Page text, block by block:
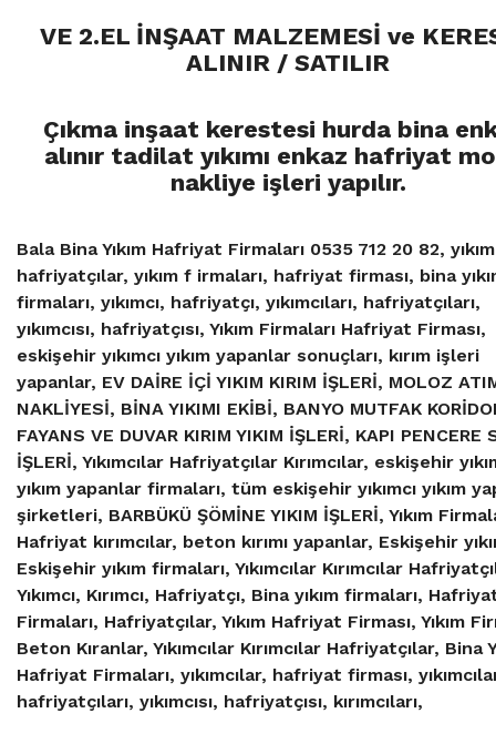
VE 2.EL İNŞAAT MALZEMESİ ve
ALINIR / SATILIR
Çıkma inşaat kerestesi hurda bina
alınır tadilat yıkımı enkaz hafriyat
nakliye işleri yapılır.
Bala Bina Yıkım Hafriyat Firmaları 0535 712 20 82,
hafriyatçılar, yıkım f irmaları, hafriyat firması, bina
firmaları, yıkımcı, hafriyatçı, yıkımcıları, hafriyatçıları,
yıkımcısı, hafriyatçısı, Yıkım Firmaları Hafriyat Firması,
eskişehir yıkımcı yıkım yapanlar sonuçları, kırım işleri
yapanlar, EV DAİRE İÇİ YIKIM KIRIM İŞLERİ, MOLOZ
NAKLİYESİ, BİNA YIKIMI EKİBİ, BANYO MUTFAK
FAYANS VE DUVAR KIRIM YIKIM İŞLERİ, KAPI PENCERE
İŞLERİ, Yıkımcılar Hafriyatçılar Kırımcılar, eskişehir
yıkım yapanlar firmaları, tüm eskişehir yıkımcı yıkım
şirketleri, BARBÜKÜ ŞÖMİNE YIKIM İŞLERİ, Yıkım
Hafriyat kırımcılar, beton kırımı yapanlar, Eskişehir
Eskişehir yıkım firmaları, Yıkımcılar Kırımcılar
Yıkımcı, Kırımcı, Hafriyatçı, Bina yıkım firmaları,
Firmaları, Hafriyatçılar, Yıkım Hafriyat Firması, Yıkım
Beton Kıranlar, Yıkımcılar Kırımcılar Hafriyatçılar, Bina
Hafriyat Firmaları, yıkımcılar, hafriyat firması,
hafriyatçıları, yıkımcısı, hafriyatçısı, kırımcıları,